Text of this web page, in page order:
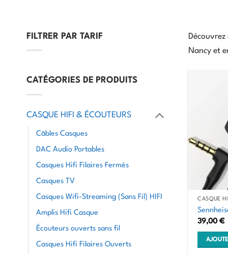
FILTRER PAR TARIF
CATÉGORIES DE PRODUITS
CASQUE HIFI & ÉCOUTEURS
Câbles Casques
DAC Audio Portables
Casques Hifi Filaires Fermés
Casques TV
Casques Wifi-Streaming (Sans Fil) HIFI
Amplis Hifi Casque
Écouteurs ouverts sans fil
Casques Hifi Filaires Ouverts
Nancy et
CASQUE
39,00€